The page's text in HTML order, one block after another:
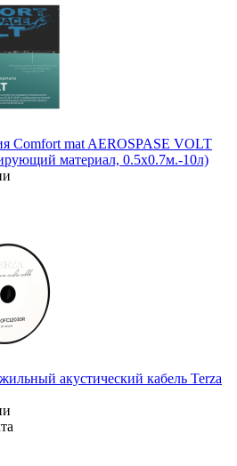
Comfort mat AEROSPASE VOLT
материал, 0.5x0.7м.-10л)
акустический кабель Terza